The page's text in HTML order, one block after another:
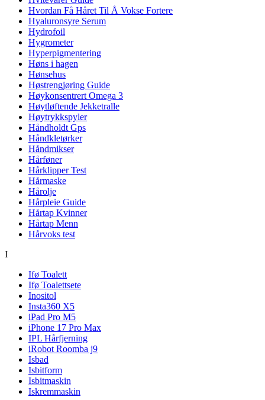
Hvordan Få Håret Til Å Vokse Fortere
Hyaluronsyre Serum
Hydrofoil
Hygrometer
Hyperpigmentering
Høns i hagen
Hønsehus
Høstrengjøring Guide
Høykonsentrert Omega 3
Høytløftende Jekketralle
Høytrykkspyler
Håndholdt Gps
Håndkletørker
Håndmikser
Hårføner
Hårklipper Test
Hårmaske
Hårolje
Hårpleie Guide
Hårtap Kvinner
Hårtap Menn
Hårvoks test
I
Ifø Toalett
Ifø Toalettsete
Inositol
Insta360 X5
iPad Pro M5
iPhone 17 Pro Max
IPL Hårfjerning
iRobot Roomba j9
Isbad
Isbitform
Isbitmaskin
Iskremmaskin